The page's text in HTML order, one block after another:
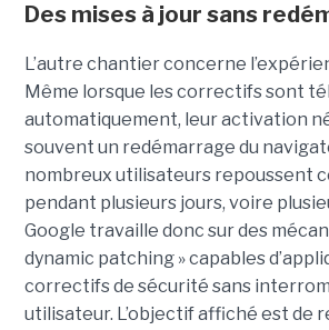
Des mises à jour sans
L’autre chantier concerne
Même lorsque les correctifs sont
automatiquement, leur activation
souvent un redémarrage du
nombreux utilisateurs repoussent
pendant plusieurs jours, voire
Google travaille donc sur des
dynamic patching » capables
correctifs de sécurité sans
utilisateur. L’objectif affiché est de